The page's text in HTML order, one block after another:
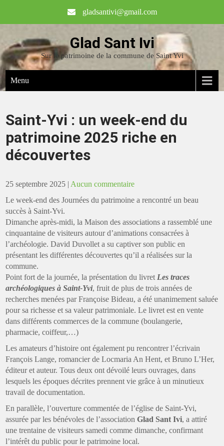
gladsantivi@gmail.com
Glad Sant Ivi
Sur le patrimoine de la commune de Saint Yvi
Menu
Saint-Yvi : un week-end du
patrimoine 2025 riche en
découvertes
25 septembre 2025 | Aucun commentaire
Le week-end des Journées du patrimoine a rencontré un beau
succès à Saint-Yvi.
Dimanche après-midi, la Maison des associations a rassemblé une
cinquantaine de visiteurs autour d’animations consacrées à
l’archéologie. David Duvollet a su captiver son public en
présentant les différentes découvertes qu’il a réalisées sur la
commune.
Point fort de la journée, la présentation du livret Les traces
archéologiques à Saint-Yvi, fruit de plus de trois années de
recherches menées par Françoise Bideau, a été unanimement saluée
pour sa richesse et sa valeur patrimoniale. Le livret est en vente
dans différents commerces de la commune (boulangerie,
pharmacie, coiffeur,…)
Les amateurs d’histoire ont également pu rencontrer l’écrivain
François Lange, romancier de Locmaria An Hent, et Bruno L’Her,
éditeur et auteur. Tous deux ont dévoilé leurs ouvrages, dans
lesquels les époques décrites prennent vie grâce à un minutieux
travail de documentation.
En parallèle, l’ouverture commentée de l’église de Saint-Yvi,
assurée par les bénévoles de l’associationGlad Sant Ivi, a attiré
une trentaine de visiteurs samedi comme dimanche, confirmant
l’intérêt du public pour le patrimoine local.